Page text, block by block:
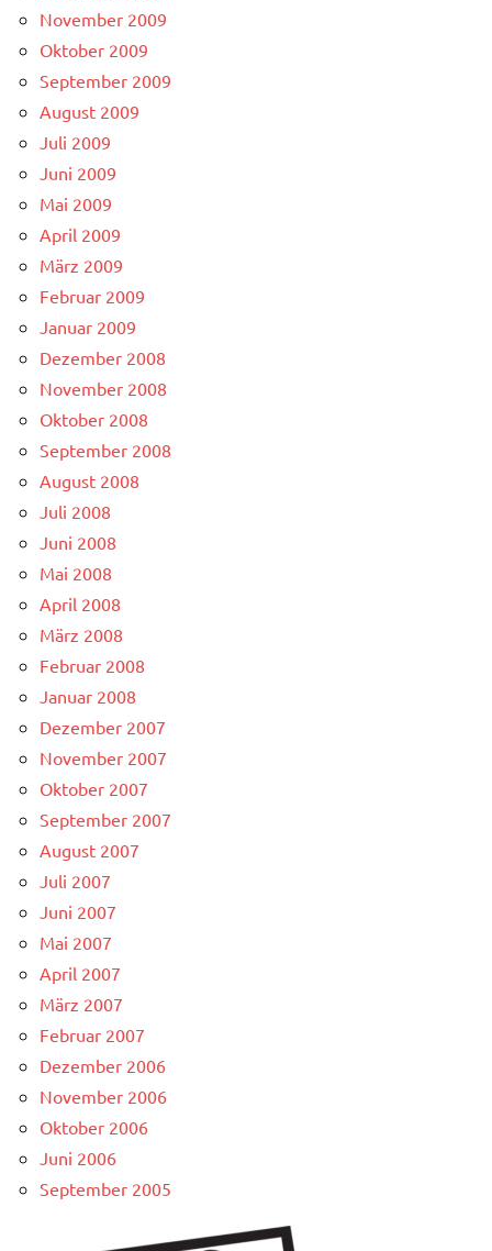
November 2009
Oktober 2009
September 2009
August 2009
Juli 2009
Juni 2009
Mai 2009
April 2009
März 2009
Februar 2009
Januar 2009
Dezember 2008
November 2008
Oktober 2008
September 2008
August 2008
Juli 2008
Juni 2008
Mai 2008
April 2008
März 2008
Februar 2008
Januar 2008
Dezember 2007
November 2007
Oktober 2007
September 2007
August 2007
Juli 2007
Juni 2007
Mai 2007
April 2007
März 2007
Februar 2007
Dezember 2006
November 2006
Oktober 2006
Juni 2006
September 2005